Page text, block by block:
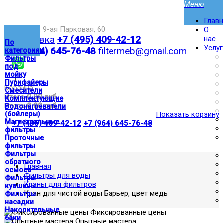
По
категориям
Фильтры
под
мойку
Пурифайеры
Смесители
Комплектующие
Водонагреватели
(бойлеры)
Магистральные
фильтры
Проточные
фильтры
Фильтры
обратного
осмоса
Фильтры
кувшины
Фильтры
насадки
Накопительные
баки
Москва,ул. 9-ая Парковая, 60
Доставка +7 (495) 409-42-12
+7 (964) 645-76-48 filtermeb@gmail.com
|
Корзина:
Итого0.00 руб
Итого0.00 руб
Показать корзину
| +7 (495) 409-42-12 +7 (964) 645-76-48
О
нас
Главная
Фильтры для воды
Краны для фильтров
Кран для чистой воды Барьер, цвет медь
Фиксированные цены
Опытные мастера